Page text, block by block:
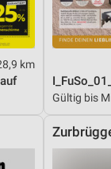
km
Gültig bis
durch
aus
der
Daten zur